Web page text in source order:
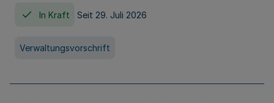
In Kraft Seit 29. Juli 2026
Verwaltungsvorschrift